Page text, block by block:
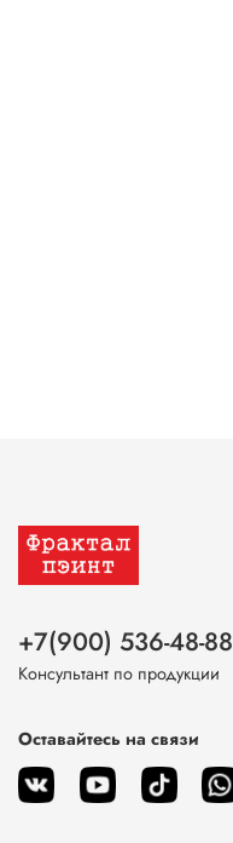
+7(900) 536-48-88
Консультант по продукции
Оставайтесь на связи